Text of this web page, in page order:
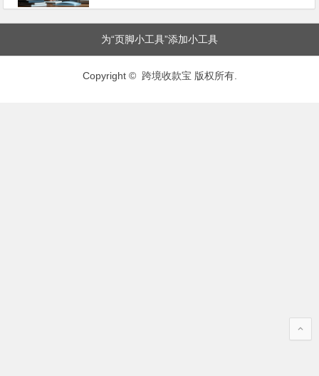
为“页脚小工具”添加小工具
Copyright © 跨境收款宝 版权所有.